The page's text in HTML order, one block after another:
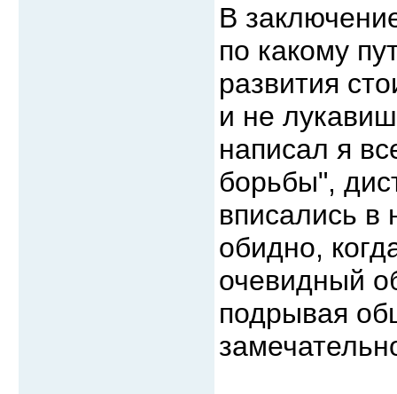
В
по какому
развития
и не
написал я
борьбы",
вписались в
обидно,
очевидный
подрывая